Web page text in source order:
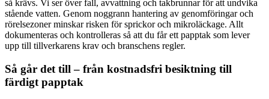
så krävs. Vi ser över fall, avvattning och takbrunnar för att undvika
stående vatten. Genom noggrann hantering av genomföringar och
rörelsezoner minskar risken för sprickor och mikroläckage. Allt
dokumenteras och kontrolleras så att du får ett papptak som lever
upp till tillverkarens krav och branschens regler.
Så går det till – från kostnadsfri besiktning till
färdigt papptak